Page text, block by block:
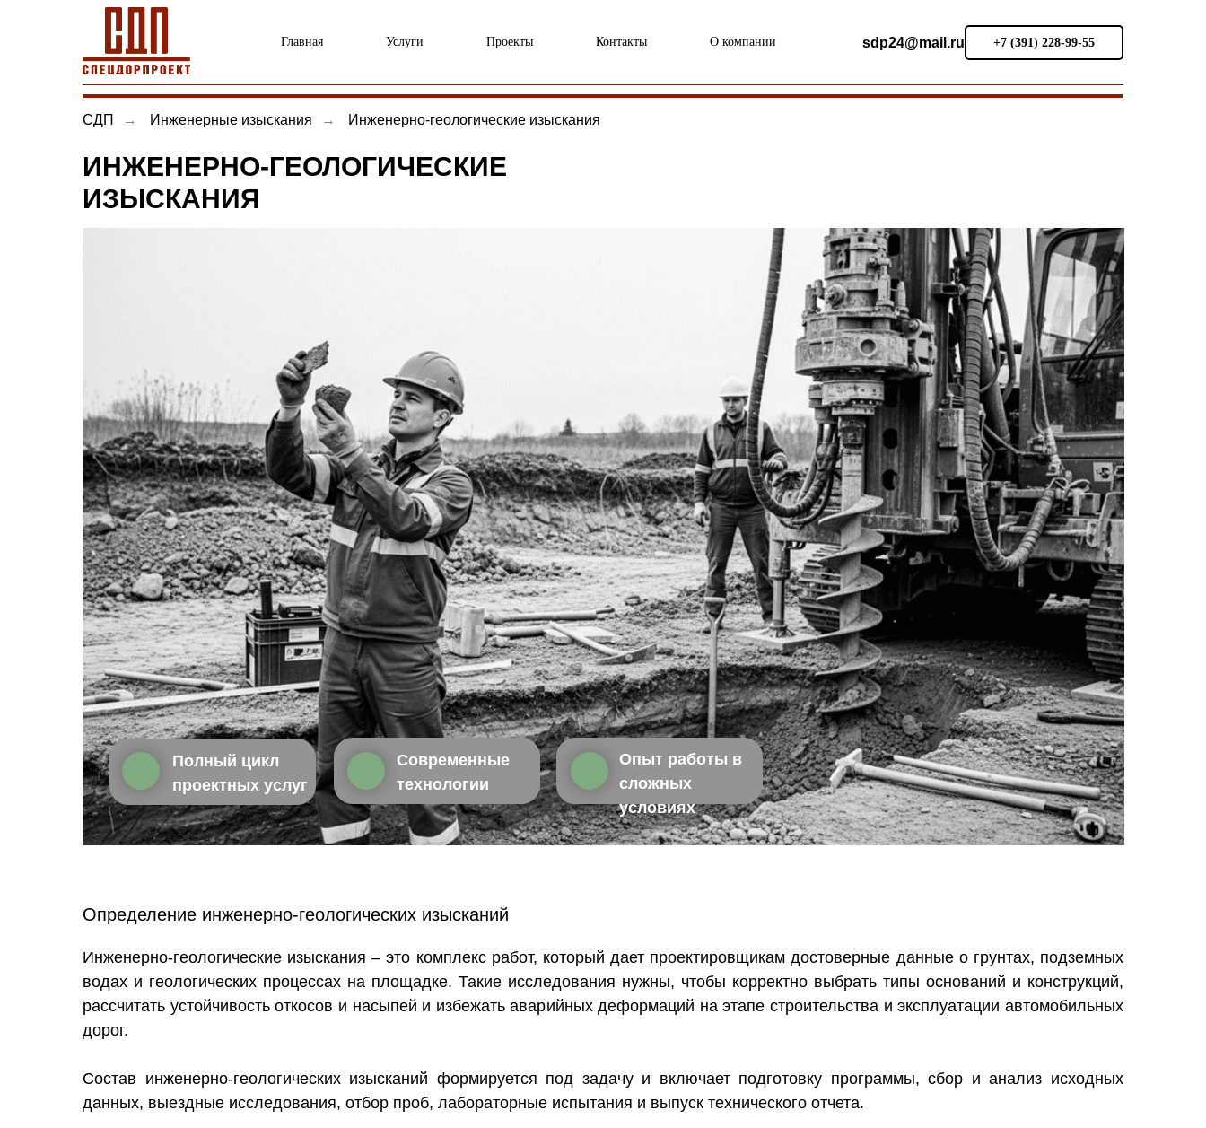
Главная Услуги Проекты Контакты О компании sdp24@mail.ru +7 (391) 228-99-55
СДП → Инженерные изыскания → Инженерно-геологические изыскания
ИНЖЕНЕРНО-ГЕОЛОГИЧЕСКИЕ
ИЗЫСКАНИЯ
Современные
технологии
Полный цикл
проектных услуг
Опыт работы в
сложных
условиях
Определение инженерно-геологических изысканий
Инженерно-геологические изыскания – это комплекс работ, который дает проектировщикам достоверные данные о грунтах, подземных
водах и геологических процессах на площадке. Такие исследования нужны, чтобы корректно выбрать типы оснований и конструкций,
рассчитать устойчивость откосов и насыпей и избежать аварийных деформаций на этапе строительства и эксплуатации автомобильных
дорог.
Состав инженерно-геологических изысканий формируется под задачу и включает подготовку программы, сбор и анализ исходных
данных, выездные исследования, отбор проб, лабораторные испытания и выпуск технического отчета.